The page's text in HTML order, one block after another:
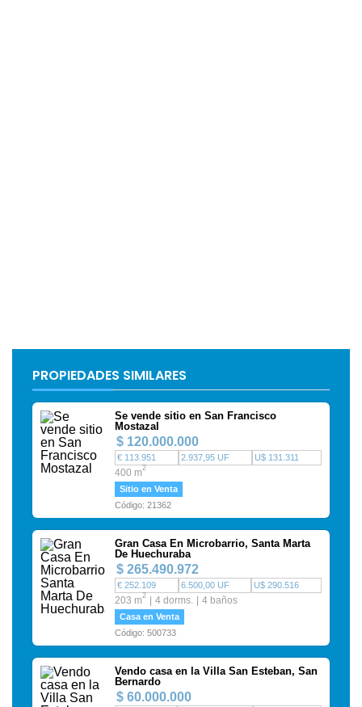
PROPIEDADES SIMILARES
Se vende sitio en San Francisco
Mostazal
$ 120.000.000
€ 113.951 2.937,95 UF U$ 131.311
400 m2
Sitio en Venta
Código: 21362
Gran Casa En Microbarrio, Santa Marta
De Huechuraba
$ 265.490.972
€ 252.109 6.500,00 UF U$ 290.516
203 m2 4 dorms. 4 baños
Casa en Venta
Código: 500733
Vendo casa en la Villa San Esteban, San
Bernardo
$ 60.000.000